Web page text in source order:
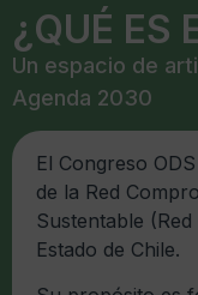
¿QUÉ ES
Un espacio de
Agenda 2030
El Congreso
de la Red
Sustentable
Estado de Chile.